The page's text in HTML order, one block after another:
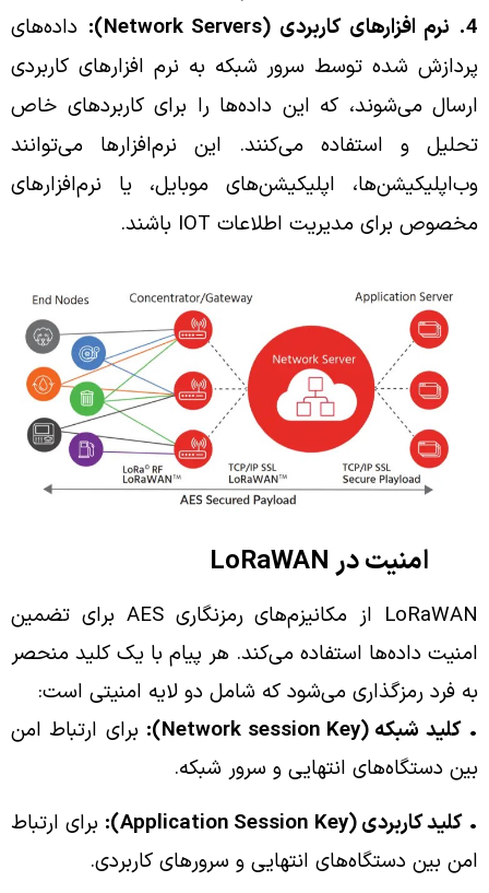
4. نرم افزارهای کاربردی (Network Servers):
داده‌های
پردازش شده توسط سرور شبکه به نرم افزارهای کاربردی
ارسال می‌شوند، که این داده‌ها را برای کاربردهای خاص
تحلیل و استفاده می‌کنند. این نرم‌افزارها می‌توانند
وب‌اپلیکیشن‌ها، اپلیکیشن‌های موبایل، یا نرم‌افزارهای
مخصوص برای مدیریت اطلاعات IOT باشند.
امنیت در LoRaWAN
LoRaWAN از مکانیزم‌های رمزنگاری AES برای تضمین
امنیت داده‌ها استفاده می‌کند. هر پیام با یک کلید منحصر
به فرد رمزگذاری می‌شود که شامل دو لایه امنیتی است:
•کلید شبکه (Network session Key):
برای ارتباط امن
بین دستگاه‌های انتهایی و سرور شبکه.
•کلید کاربردی (Application Session Key):
برای ارتباط
امن بین دستگاه‌های انتهایی و سرورهای کاربردی.